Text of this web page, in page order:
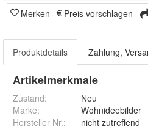
Merken Preis vorschlagen
Produktdetails Zahlung,
Artikelmerkmale
Zustand:
Neu
Marke:
Wohnideebilder
Hersteller Nr.:
nicht zutreffend